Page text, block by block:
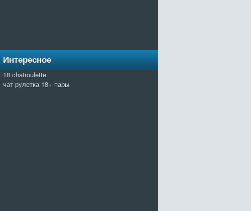
Интересное
18 chatroulette
чат рулетка 18+ пары